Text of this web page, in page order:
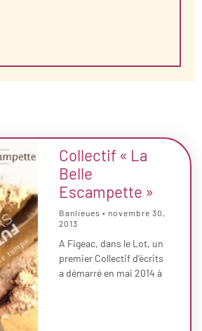
Collectif « La
Belle
Escampette »
Banlieues
novembre 30,
2013
A Figeac, dans le Lot, un
premier Collectif d’écrits
a démarré en mai 2014 à